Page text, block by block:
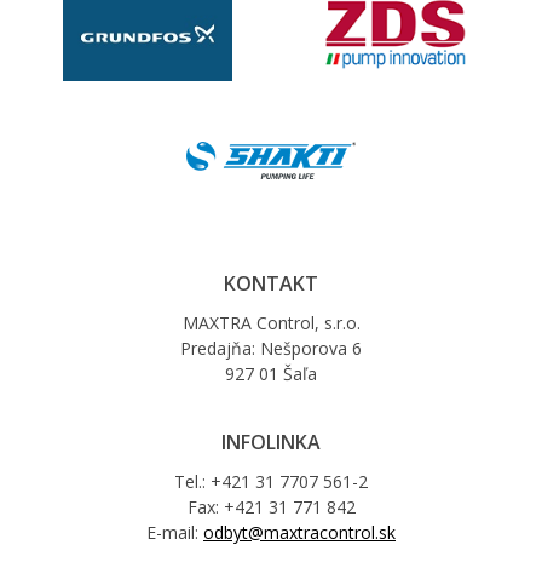
KONTAKT
MAXTRA Control, s.r.o.
Predajňa: Nešporova 6
927 01 Šaľa
INFOLINKA
Tel.: +421 31 7707 561-2
Fax: +421 31 771 842
E-mail: odbyt@maxtracontrol.sk